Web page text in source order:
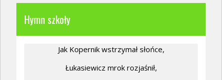
Hymn szkoły
Jak Kopernik wstrzymał słońce,
Łukasiewicz mrok rozjaśnił,